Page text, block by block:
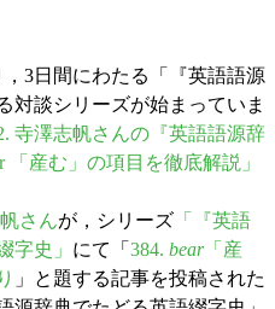
3日間にわたる「『英語語源
対談シリーズが始まっていま
寺澤志帆さんの『英語語源辞
「産む」の項目を徹底解説」
さんが，シリーズ 「『英語
字史」 にて「 384. bear「産
」と題する記事を投稿された